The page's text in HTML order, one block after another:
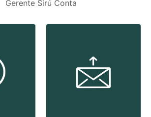
Gerente Sirú Conta